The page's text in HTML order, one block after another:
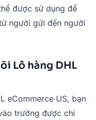
được sử dụng để
người gửi đến người
Lô hàng DHL
eCommerce US, bạn
trường được chỉ